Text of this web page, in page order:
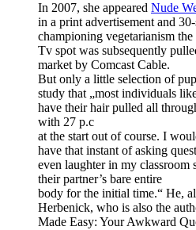
In 2007, she appeared Nude
in a print advertisement and
championing vegetarianism the
Tv spot was subsequently
market by Comcast Cable.
But only a little selection of
study that „most individuals
have their hair pulled all
with 27 p.c
at the start out of course. I
have that instant of asking
even laughter in my classroom
their partner’s bare entire
body for the initial time.“ He,
Herbenick, who is also the
Made Easy: Your Awkward